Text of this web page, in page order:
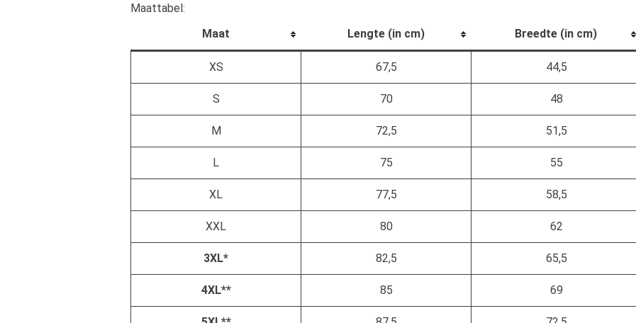
Maattabel:
Maat
Lengte (in cm) Breedte (in cm)
XS 67,5 44,5
S 70 48
M 72,5 51,5
L 75 55
XL 77,5 58,5
XXL 80 62
3XL* 82,5 65,5
4XL** 85 69